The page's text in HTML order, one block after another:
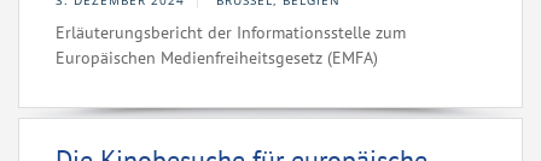
Erläuterungsbericht der Informationsstelle zum
Europäischen Medienfreiheitsgesetz (EMFA)